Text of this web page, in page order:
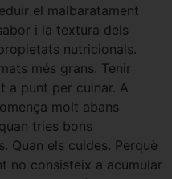
el malbaratament
i la textura dels
nutricionals.
més grans. Tenir
a punt per cuinar. A
molt abans
tries bons
Quan els cuides. Perquè
no consisteix a acumular